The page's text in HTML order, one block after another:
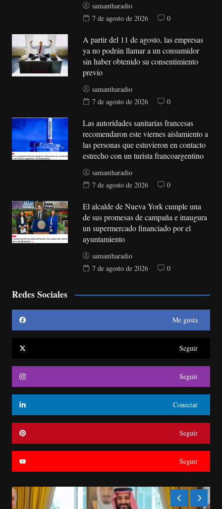
samantharadio
7 de agosto de 2026
0
A partir del 11 de agosto, las empresas
ya no podrán llamar a un consumidor
sin haber obtenido su consentimiento
previo
samantharadio
7 de agosto de 2026
0
Las autoridades sanitarias francesas
recomendaron este viernes aislamiento a
las personas que estuvieron en contacto
estrecho con un turista francoargentino
samantharadio
7 de agosto de 2026
0
El alcalde de Nueva York cumple una
de sus promesas de campaña e inaugura
un supermercado financiado por el
ayuntamiento
samantharadio
7 de agosto de 2026
0
Redes Sociales
Me gusta
Seguir
Seguir
Conectar
Seguir
Seguir